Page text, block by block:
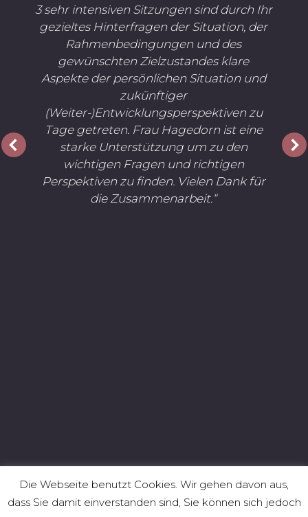
3 sehr intensiven Sitzungen sind durch Ihr
gezieltes Hinterfragen der Situation, der
Rahmenbedingungen und des
gewünschten Zielzustandes klare
Aspekte der persönlichen Situation und
zukünftiger
(Weiter-)Entwicklungsperspektiven zu
Tage getreten. Frau Hagedorn ist eine
starke Unterstützung um zu den
wichtigen Fragen und richtigen
Perspektiven zu finden. Vielen Dank für
die Zusammenarbeit.“
Facebook
Die Webseite benutzt Cookies. Wir gehen davon aus,
dass Sie damit einverstanden sind, Sie können sich jedoch